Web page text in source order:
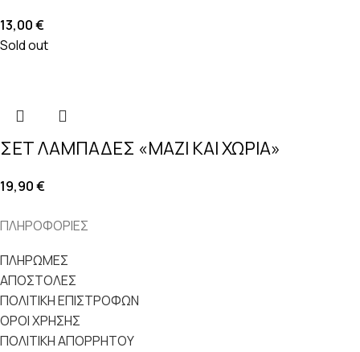
13,00€
Sold out
ΣΕΤ ΛΑΜΠΑΔΕΣ «ΜΑΖΙ ΚΑΙ ΧΩΡΙΑ»
19,90€
ΠΛΗΡΟΦΟΡΙΕΣ
ΠΛΗΡΩΜΕΣ
ΑΠΟΣΤΟΛΕΣ
ΠΟΛΙΤΙΚΗ ΕΠΙΣΤΡΟΦΩΝ
ΟΡΟΙ ΧΡΗΣΗΣ
ΠΟΛΙΤΙΚΗ ΑΠΟΡΡΗΤΟΥ